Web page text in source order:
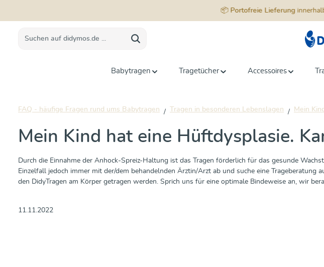
📦 Portofreie Lieferung
Babytragen Tragetücher Accessoires
FAQ - häufige Fragen rund ums Babytragen Tragen in besonderen Lebenslagen Mein
Mein Kind hat eine Hüftdysplasie.
Durch die Einnahme der Anhock-Spreiz-Haltung ist das Tragen förderlich für das gesunde
Einzelfall jedoch immer mit der/dem behandelnden Ärztin/Arzt ab und suche eine
den DidyTragen am Körper getragen werden. Sprich uns für eine optimale Bindeweise an, wir
11.11.2022